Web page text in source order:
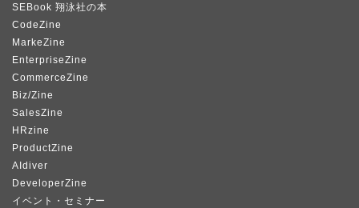
SEBook 翔泳社の本
CodeZine
MarkeZine
EnterpriseZine
CommerceZine
Biz/Zine
SalesZine
HRzine
ProductZine
AIdiver
DeveloperZine
イベント・セミナー